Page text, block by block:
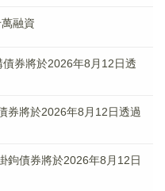
融資
券將於2026年8月12日透
券將於2026年8月12日透過
鉤債券將於2026年8月12日